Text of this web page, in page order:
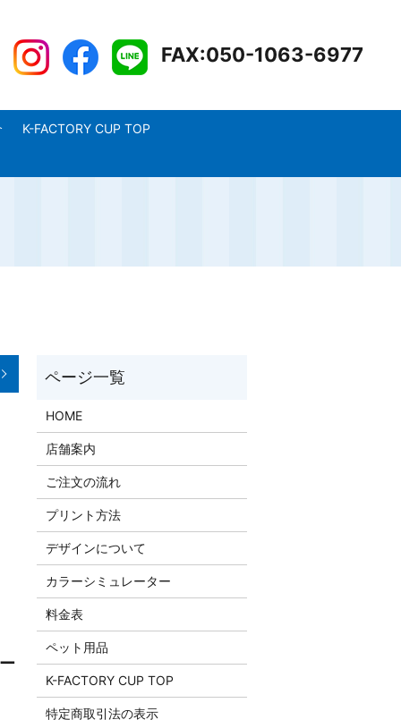
FAX:050-1063-6977
K-FACTORY CUP TOP
HOME
店舗案内
ご注文の流れ
プリント方法
デザインについて
カラーシミュレーター
料金表
ペット用品
K-FACTORY CUP TOP
特定商取引法の表示